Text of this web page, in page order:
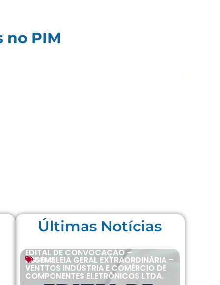
no PIM
Últimas Notícias
Editais
EDITAL DE CONVOCAÇÃO –
ASSEMBLEIA GERAL EXTRAORDINÁRIA –
VENTTOS INDÚSTRIA E COMÉRCIO DE
COMPONENTES ELETRÔNICOS LTDA.